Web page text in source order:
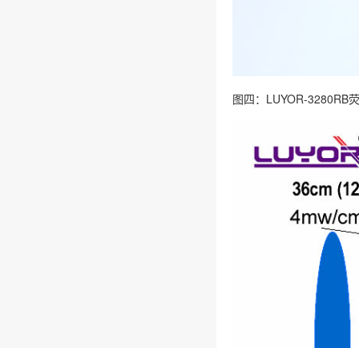
图四：LUYOR-3280RB